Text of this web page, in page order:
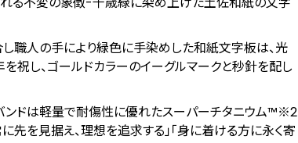
職人の手により緑色に手染めした和紙文字板は、光
祝し、ゴールドカラーのイーグルマークと秒針を配し
ンドは軽量で耐傷性に優れたスーパーチタニウム™※2
先を⾒据え、理想を追求する」「⾝に着ける⽅に永く寄